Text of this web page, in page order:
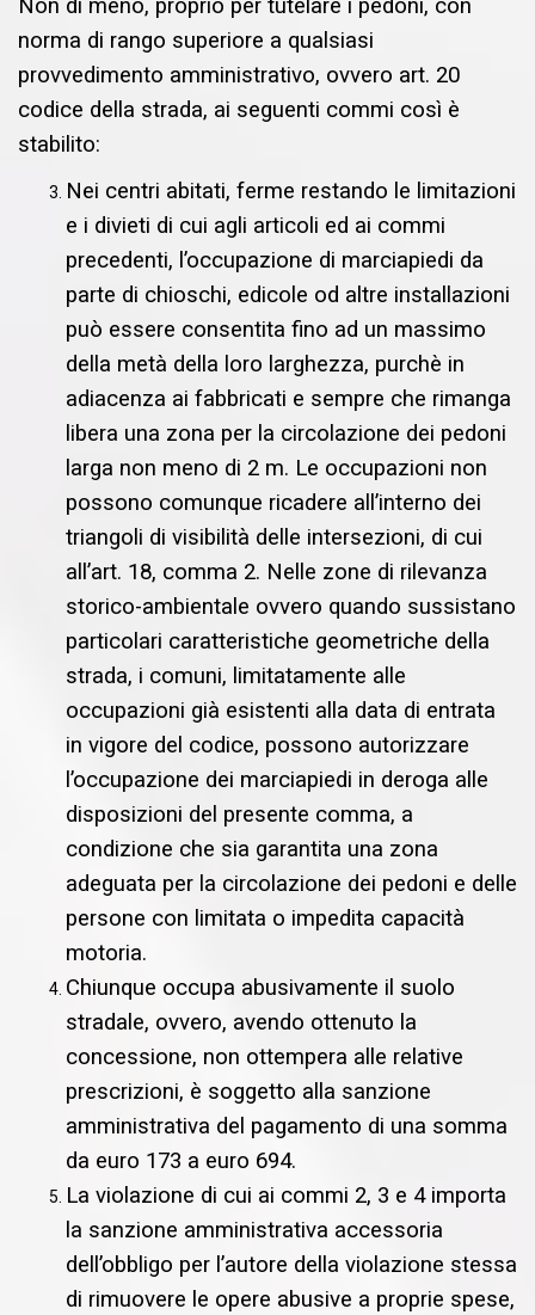
Non di meno, proprio per tutelare i pedoni, con
norma di rango superiore a qualsiasi
provvedimento amministrativo, ovvero art. 20
codice della strada, ai seguenti commi così è
stabilito:
Nei centri abitati, ferme restando le limitazioni
e i divieti di cui agli articoli ed ai commi
precedenti, l’occupazione di marciapiedi da
parte di chioschi, edicole od altre installazioni
può essere consentita fino ad un massimo
della metà della loro larghezza, purchè in
adiacenza ai fabbricati e sempre che rimanga
libera una zona per la circolazione dei pedoni
larga non meno di 2 m. Le occupazioni non
possono comunque ricadere all’interno dei
triangoli di visibilità delle intersezioni, di cui
all’art. 18, comma 2. Nelle zone di rilevanza
storico-ambientale ovvero quando sussistano
particolari caratteristiche geometriche della
strada, i comuni, limitatamente alle
occupazioni già esistenti alla data di entrata
in vigore del codice, possono autorizzare
l’occupazione dei marciapiedi in deroga alle
disposizioni del presente comma, a
condizione che sia garantita una zona
adeguata per la circolazione dei pedoni e delle
persone con limitata o impedita capacità
motoria.
Chiunque occupa abusivamente il suolo
stradale, ovvero, avendo ottenuto la
concessione, non ottempera alle relative
prescrizioni, è soggetto alla sanzione
amministrativa del pagamento di una somma
da euro 173 a euro 694.
La violazione di cui ai commi 2, 3 e 4 importa
la sanzione amministrativa accessoria
dell’obbligo per l’autore della violazione stessa
di rimuovere le opere abusive a proprie spese,